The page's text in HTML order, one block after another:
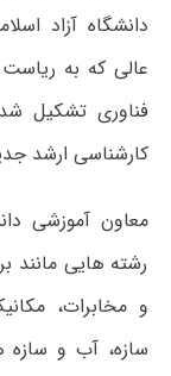
دانشگاه آزاد
عالی که به
کارشناسی ارشد
معاون آموزشی
رشته هایی مانند
و مخابرات،
سازه، آب و سازه